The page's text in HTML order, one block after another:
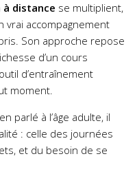
distance se multiplient,
accompagnement
Son approche repose
d’un cours
d’entraînement
moment.
parlé à l’âge adulte, il
: celle des journées
et du besoin de se